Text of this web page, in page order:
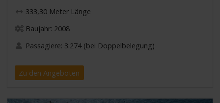
333,30 Meter Länge
Baujahr: 2008
Passagiere: 3.274 (bei Doppelbelegung)
Zu den Angeboten